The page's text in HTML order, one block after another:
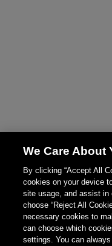
We Care About
By clicking “Accept All
cookies on your device
site usage, and assist
choose “Reject All
necessary cookies to
can choose which
settings. You can